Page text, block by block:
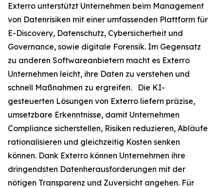
Exterro unterstützt Unternehmen beim Management
von Datenrisiken mit einer umfassenden Plattform für
E-Discovery, Datenschutz, Cybersicherheit und
Governance, sowie digitale Forensik. Im Gegensatz
zu anderen Softwareanbietern macht es Exterro
Unternehmen leicht, ihre Daten zu verstehen und
schnell Maßnahmen zu ergreifen. Die KI-
gesteuerten Lösungen von Exterro liefern präzise,
umsetzbare Erkenntnisse, damit Unternehmen
Compliance sicherstellen, Risiken reduzieren, Abläufe
rationalisieren und gleichzeitig Kosten senken
können. Dank Exterro können Unternehmen ihre
dringendsten Datenherausforderungen mit der
nötigen Transparenz und Zuversicht angehen. Für